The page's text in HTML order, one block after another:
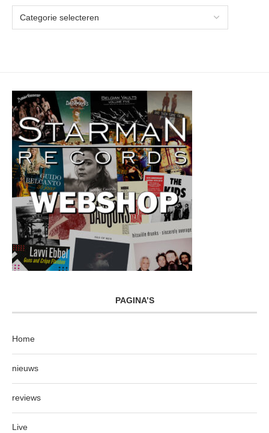
PAGINA’S
Home
nieuws
reviews
Live